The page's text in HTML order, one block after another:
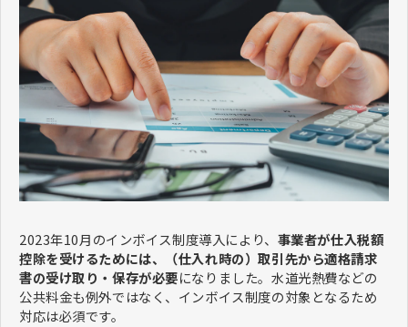
2023年10月のインボイス制度導入により、 事業者が仕入税額
控除を受けるためには、（仕入れ時の）取引先から適格請求
書の受け取り・保存が必要になりました。水道光熱費などの
公共料金も例外ではなく、インボイス制度の対象となるため
対応は必須です。